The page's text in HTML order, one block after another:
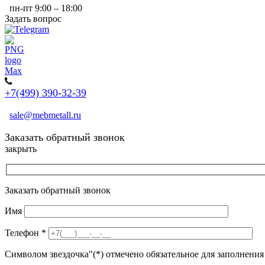
пн-пт 9:00 – 18:00
Задать вопрос
+7(499) 390-32-39
sale@mebmetall.ru
Заказать обратный звонок
закрыть
Заказать обратный звонок
Имя
Телефон *
Символом звездочка"(*) отмечено обязательное для